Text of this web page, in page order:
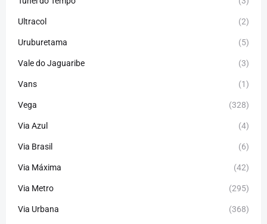
Ultracol (2)
Uruburetama (5)
Vale do Jaguaribe (3)
Vans (1)
Vega (328)
Via Azul (4)
Via Brasil (6)
Via Máxima (42)
Via Metro (295)
Via Urbana (368)